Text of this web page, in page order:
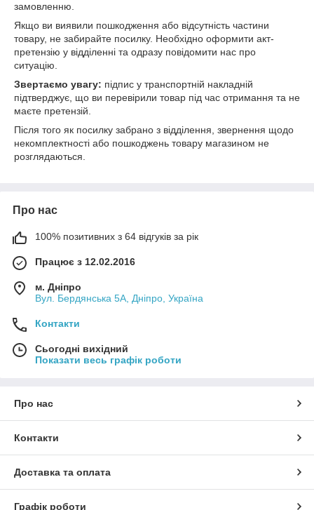
замовленню.
Якщо ви виявили пошкодження або відсутність частини
товару, не забирайте посилку. Необхідно оформити акт-
претензію у відділенні та одразу повідомити нас про
ситуацію.
Звертаємо увагу: підпис у транспортній накладній
підтверджує, що ви перевірили товар під час отримання та не
маєте претензій.
Після того як посилку забрано з відділення, звернення щодо
некомплектності або пошкоджень товару магазином не
розглядаються.
Про нас
100% позитивних з 64 відгуків за рік
Працює з 12.02.2016
м. Дніпро
Вул. Бердянська 5А, Дніпро, Україна
Контакти
Сьогодні вихідний
Показати весь графік роботи
Про нас
Контакти
Доставка та оплата
Графік роботи